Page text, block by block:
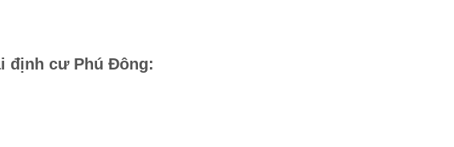
định cư Phú Đông: